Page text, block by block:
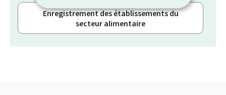
Enregistrement des établissements du
secteur alimentaire